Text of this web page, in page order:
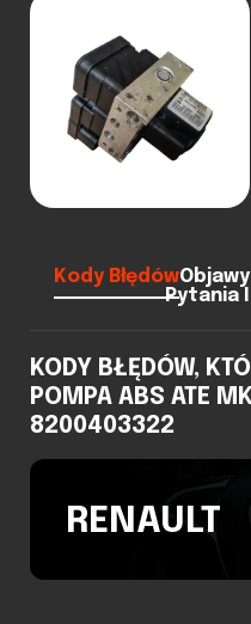
Kody BłędówObjawy
Pytania
KODY BŁĘDÓW,
POMPA ABS ATE
8200403322
RENAULT